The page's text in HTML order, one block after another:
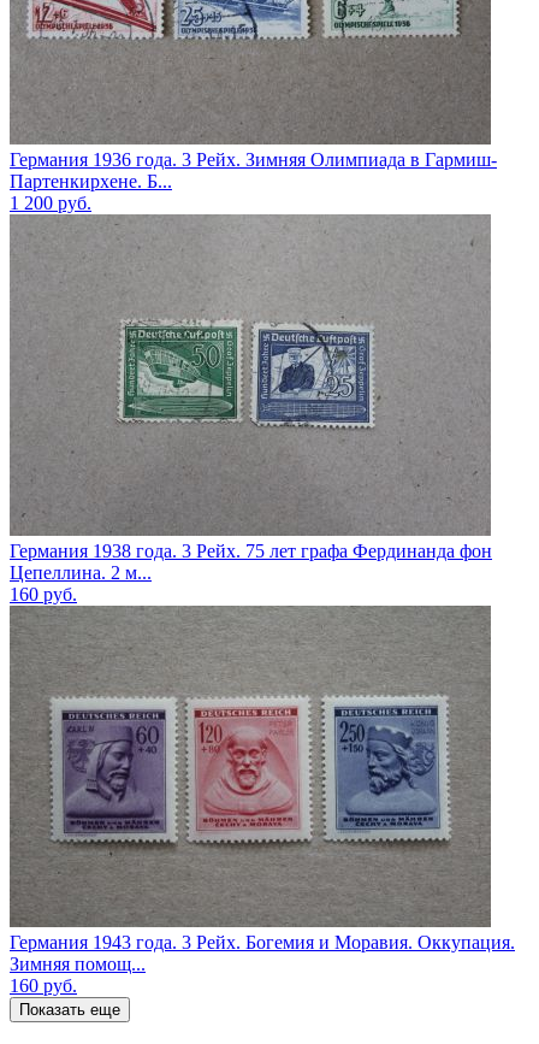
Германия 1936 года. 3 Рейх. Зимняя Олимпиада в Гармиш-
Партенкирхене. Б...
1 200 руб.
Германия 1938 года. 3 Рейх. 75 лет графа Фердинанда фон
Цепеллина. 2 м...
160 руб.
Германия 1943 года. 3 Рейх. Богемия и Моравия. Оккупация.
Зимняя помощ...
160 руб.
Показать еще